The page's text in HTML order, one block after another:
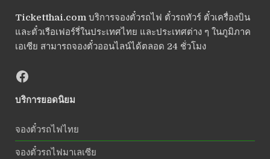
Ticketthai.comบริการจองตั๋วรถไฟ ตั๋วรถทัวร์ ตั๋วเครื่องบิน
และตั๋วเรือเฟอร์รี่ในประเทศไทย และประเทศต่าง ๆ ในภูมิภาค
เอเซีย สามารถจองตั๋วออนไลน์ได้ตลอด 24 ชั่วโมง
บริการยอดนิยม
จองตั๋วรถไฟไทย
จองตั๋วรถไฟมาเลเซีย